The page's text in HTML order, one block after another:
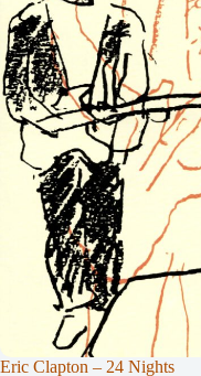
Eric Clapton – 24 Nights